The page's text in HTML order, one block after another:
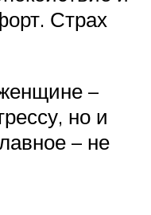
Страх
–
но и
– не